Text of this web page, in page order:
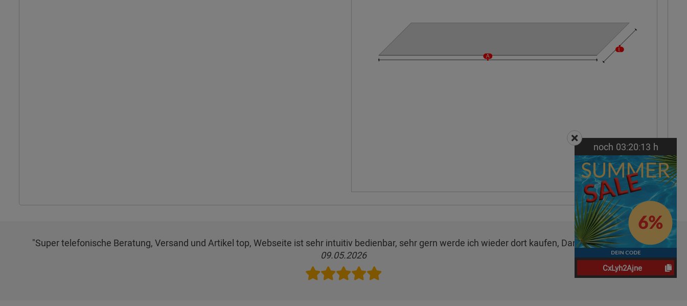
"Super telefonische Beratung, Versand und Artikel top, Webseite ist sehr intuitiv bedienbar, sehr gern werde ich wieder dort kaufen, Danke!",Michael B. am
09.05.2026
noch 03:20:12 h
CxLyh2Ajne